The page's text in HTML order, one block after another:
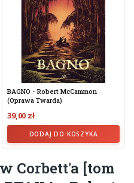
BAGNO - Robert McCammon
(oprawa Twarda)
39,00 zł
DODAJ DO KOSZYKA
Corbett'a [tom